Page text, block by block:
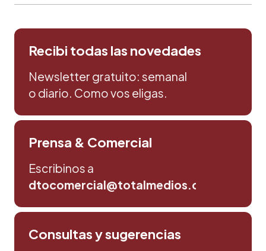
Recibi todas las novedades
Newsletter gratuito: semanal
o diario. Como vos eligas.
Prensa & Comercial
Escribinos a
dtocomercial@totalmedios.com
Consultas y sugerencias